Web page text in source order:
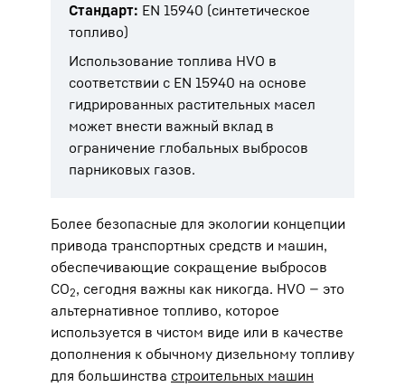
Стандарт: EN 15940 (синтетическое
топливо)
Использование топлива HVO в
соответствии с EN 15940 на основе
гидрированных растительных масел
может внести важный вклад в
ограничение глобальных выбросов
парниковых газов.
Более безопасные для экологии концепции
привода транспортных средств и машин,
обеспечивающие сокращение выбросов
CO2, сегодня важны как никогда. HVO — это
альтернативное топливо, которое
используется в чистом виде или в качестве
дополнения к обычному дизельному топливу
для большинства строительных машин